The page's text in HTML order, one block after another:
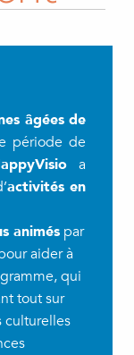
âgées de
période de
a
activités en
animés par
aider à
qui
tout sur
culturelles